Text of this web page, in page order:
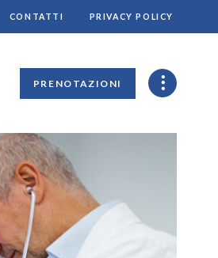
CONTATTI PRIVACY POLICY
PRENOTAZIONI